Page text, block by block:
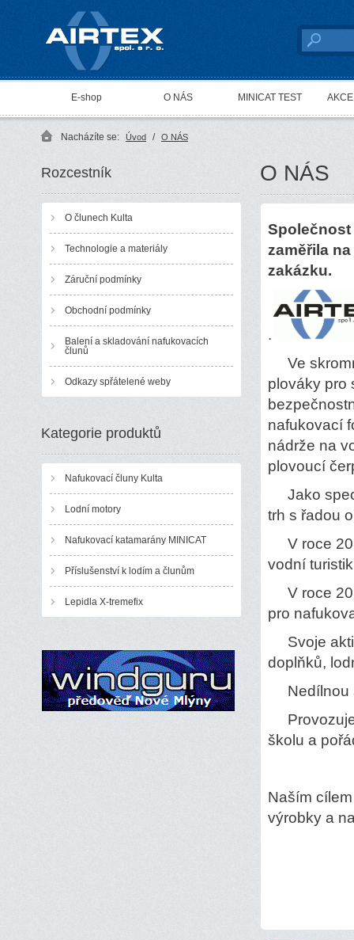
AIRTEX spol. s r. o.
E-shop O NÁS MINICAT TEST
Nacházíte se: Úvod / O NÁS
Rozcestník
O člunech Kulta
Technologie a materiály
Záruční podmínky
Obchodní podmínky
Balení a skladování nafukovacích
člunů
Odkazy spřátelené weby
Kategorie produktů
Nafukovací čluny Kulta
Lodní motory
Nafukovací katamarány MINICAT
Příslušenství k lodím a člunům
Lepidla X-tremefix
O NÁS
Společnost
zaměřila
zakázku.
.
Ve
plováky pro
nafukovací
nádrže na
plovoucí
Jako
trh s řadou
V roce
vodní
V roce
pro
Svoje
doplňků,
Nedílnou
školu a
Naším
výrobky a